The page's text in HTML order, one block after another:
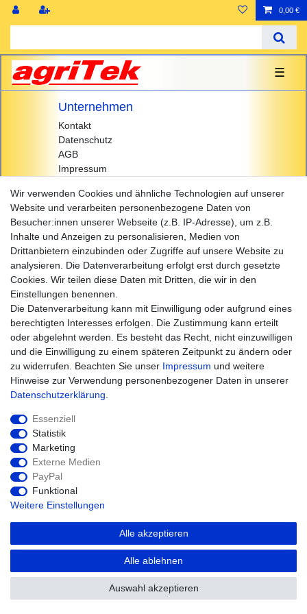
0,00 €
☰
Unternehmen
Kontakt
Datenschutz
AGB
Impressum
Einkaufen
Zahlungsarten
Versandarten & -kosten
Widerrufsrecht
Warenkorb
Zur Kasse
Hilfe
Daten­schutz­erklärung
vorbehalten.
Wir verwenden Cookies und ähnliche Technologien auf unserer
Website und verarbeiten personenbezogene Daten von
Besucher:innen unserer Webseite (z.B. IP-Adresse), um z.B.
Inhalte und Anzeigen zu personalisieren, Medien von
Drittanbietern einzubinden oder Zugriffe auf unsere Website zu
analysieren. Die Datenverarbeitung erfolgt erst durch gesetzte
Cookies. Wir teilen diese Daten mit Dritten, die wir in den
Einstellungen benennen.
Die Datenverarbeitung kann mit Einwilligung oder aufgrund eines
berechtigten Interesses erfolgen. Die Zustimmung kann erteilt
oder abgelehnt werden. Es besteht das Recht, nicht einzuwilligen
und die Einwilligung zu einem späteren Zeitpunkt zu ändern oder
zu widerrufen. Beachten Sie unser Impressum und weitere
Hinweise zur Verwendung personenbezogener Daten in unserer
Daten­schutz­erklärung
Essenziell
Statistik
Marketing
Externe Medien
PayPal
Funktional
Weitere Einstellungen
Alle akzeptieren
Alle ablehnen
Auswahl akzeptieren